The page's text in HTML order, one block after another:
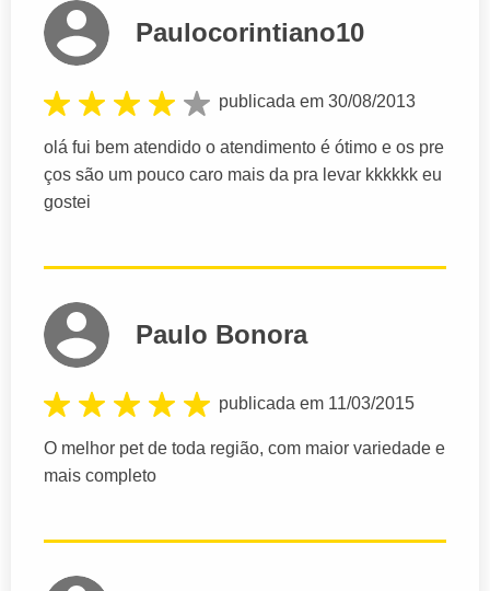
Paulocorintiano10
publicada em 30/08/2013
olá fui bem atendido o atendimento é ótimo e os pre
ços são um pouco caro mais da pra levar kkkkkk eu
gostei
Paulo Bonora
publicada em 11/03/2015
O melhor pet de toda região, com maior variedade e
mais completo